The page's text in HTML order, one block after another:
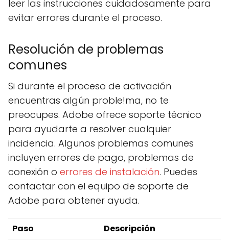
leer las instrucciones cuidadosamente para
evitar errores durante el proceso.
Resolución de problemas
comunes
Si durante el proceso de activación
encuentras algún proble!ma, no te
preocupes. Adobe ofrece soporte técnico
para ayudarte a resolver cualquier
incidencia. Algunos problemas comunes
incluyen errores de pago, problemas de
conexión o errores de instalación. Puedes
contactar con el equipo de soporte de
Adobe para obtener ayuda.
Paso
Descripción